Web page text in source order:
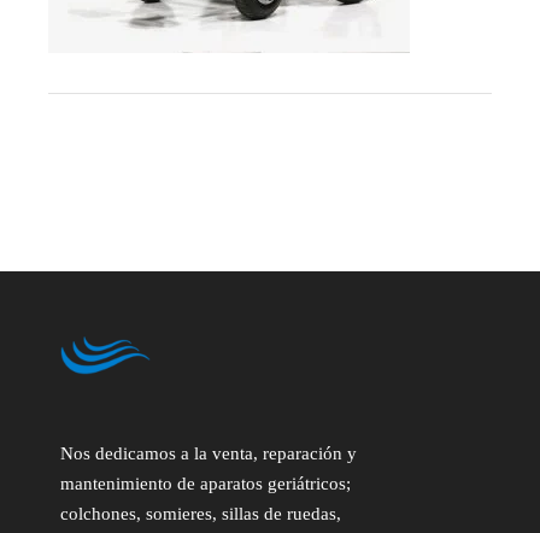
Nos dedicamos a la venta, reparación y
mantenimiento de aparatos geriátricos;
colchones, somieres, sillas de ruedas,